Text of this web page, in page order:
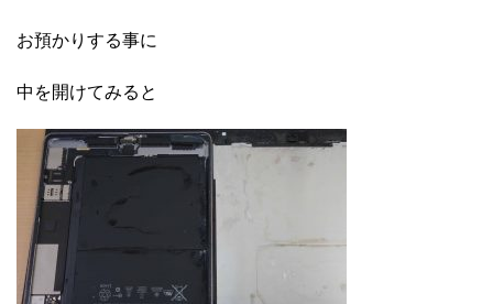
お預かりする事に
中を開けてみると